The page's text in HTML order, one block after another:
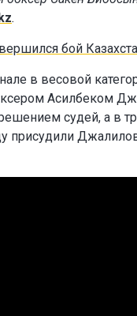
.
бой
в весовой
Асилбеком
судей, а в
присудили